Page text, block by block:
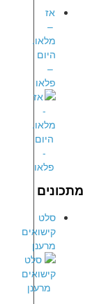
אז
–
מלאו.
היום
–
פלאו
מתכונים
סלט
קישואים
מרענן